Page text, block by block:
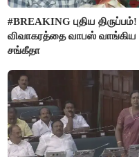
#BREAKING புதிய திருப்பம்!
விவாகரத்தை வாபஸ் வாங்கிய
சங்கீதா